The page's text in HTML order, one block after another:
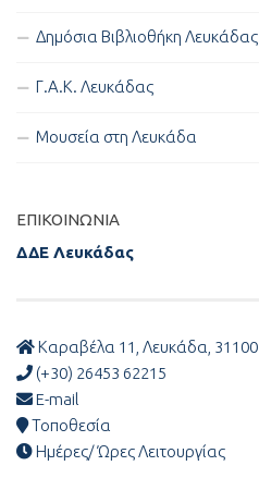
Δημόσια Βιβλιοθήκη Λευκάδας
Γ.Α.Κ. Λευκάδας
Μουσεία στη Λευκάδα
ΕΠΙΚΟΙΝΩΝΊΑ
ΔΔΕ Λευκάδας
Καραβέλα 11, Λευκάδα, 31100
(+30) 26453 62215
E-mail
Τοποθεσία
Ημέρες/ Ώρες Λειτουργίας